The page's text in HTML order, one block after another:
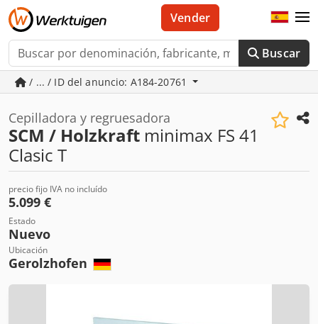
Buscar
Vender
/ ... / ID del anuncio: A184-20761
Cepilladora y regruesadora
SCM / Holzkraft minimax FS 41
Clasic T
precio fijo IVA no incluído
5.099 €
Estado
Nuevo
Ubicación
Gerolzhofen